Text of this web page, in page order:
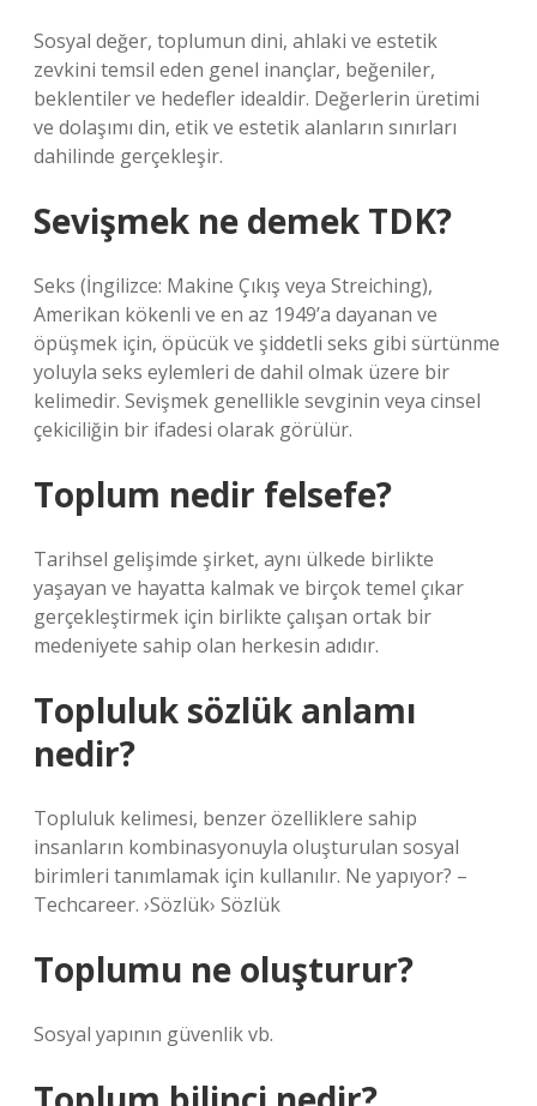
Sosyal değer, toplumun dini, ahlaki ve estetik
zevkini temsil eden genel inançlar, beğeniler,
beklentiler ve hedefler idealdir. Değerlerin üretimi
ve dolaşımı din, etik ve estetik alanların sınırları
dahilinde gerçekleşir.
Sevişmek ne demek TDK?
Seks (İngilizce: Makine Çıkış veya Streiching),
Amerikan kökenli ve en az 1949’a dayanan ve
öpüşmek için, öpücük ve şiddetli seks gibi sürtünme
yoluyla seks eylemleri de dahil olmak üzere bir
kelimedir. Sevişmek genellikle sevginin veya cinsel
çekiciliğin bir ifadesi olarak görülür.
Toplum nedir felsefe?
Tarihsel gelişimde şirket, aynı ülkede birlikte
yaşayan ve hayatta kalmak ve birçok temel çıkar
gerçekleştirmek için birlikte çalışan ortak bir
medeniyete sahip olan herkesin adıdır.
Topluluk sözlük anlamı
nedir?
Topluluk kelimesi, benzer özelliklere sahip
insanların kombinasyonuyla oluşturulan sosyal
birimleri tanımlamak için kullanılır. Ne yapıyor? –
Techcareer. ›Sözlük› Sözlük
Toplumu ne oluşturur?
Sosyal yapının güvenlik vb.